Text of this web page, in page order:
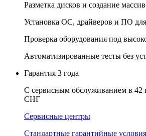
Разметка дисков и создание
Установка ОС, драйверов и ПО для
Проверка оборудования под
Автоматизированные тесты без
Гарантия 3 года
С сервисным обслуживанием в 42
СНГ
Сервисные центры
Стандартные гарантийные условия